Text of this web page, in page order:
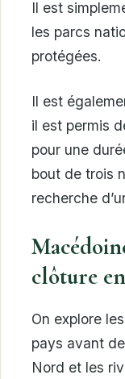
Il est
les parcs
protégées.
Il est
il est permis
pour une
bout de trois
recherche
clôture
On explore
pays avant
Nord et les